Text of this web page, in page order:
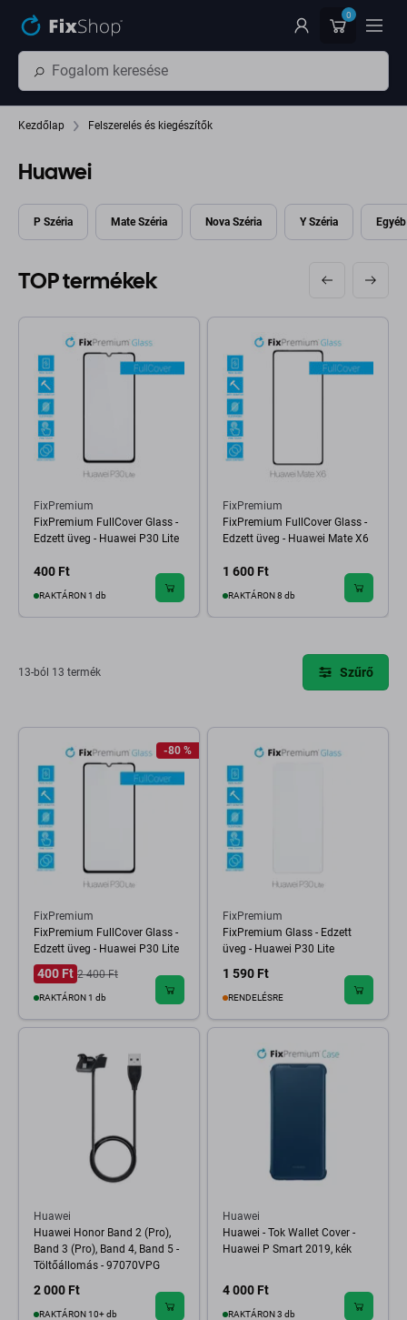
0
Kezdőlap Felszerelés és kiegészítők
Huawei
P Széria Mate Széria Nova Széria Y Széria Egyéb
TOP termékek
FixPremium
FixPremium FullCover Glass -
Edzett üveg - Huawei P30 Lite
400 Ft
RAKTÁRON 1 db
FixPremium
FixPremium FullCover Glass -
Edzett üveg - Huawei Mate X6
1 600 Ft
RAKTÁRON 8 db
13-ból 13 termék Szűrő
-80 %
FixPremium
FixPremium FullCover Glass -
Edzett üveg - Huawei P30 Lite
400 Ft 2 400 Ft
RAKTÁRON 1 db
FixPremium
FixPremium Glass - Edzett
üveg - Huawei P30 Lite
1 590 Ft
RENDELÉSRE
Huawei
Huawei Honor Band 2 (Pro),
Band 3 (Pro), Band 4, Band 5 -
Töltőállomás - 97070VPG
2 000 Ft
RAKTÁRON 10+ db
Huawei
Huawei - Tok Wallet Cover -
Huawei P Smart 2019, kék
4 000 Ft
RAKTÁRON 3 db